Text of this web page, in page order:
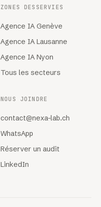
ZONES DESSERVIES
Agence IA Genève
Agence IA Lausanne
Agence IA Nyon
Tous les secteurs
NOUS JOINDRE
contact@nexa-lab.ch
WhatsApp
Réserver un audit
LinkedIn